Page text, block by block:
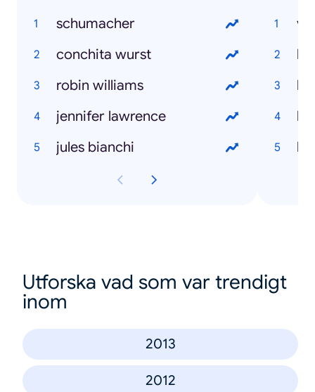
schumacher
conchita wurst
robin williams
jennifer lawrence
jules bianchi
Utforska vad som var trendigt
inom
2013
2012